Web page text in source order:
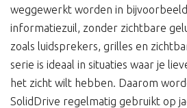
weggewerkt worden in
informatiezuil, zonder zichtbare
zoals luidsprekers, grilles en
serie is ideaal in situaties waar je
het zicht wilt hebben. Daarom
SolidDrive regelmatig gebruikt op